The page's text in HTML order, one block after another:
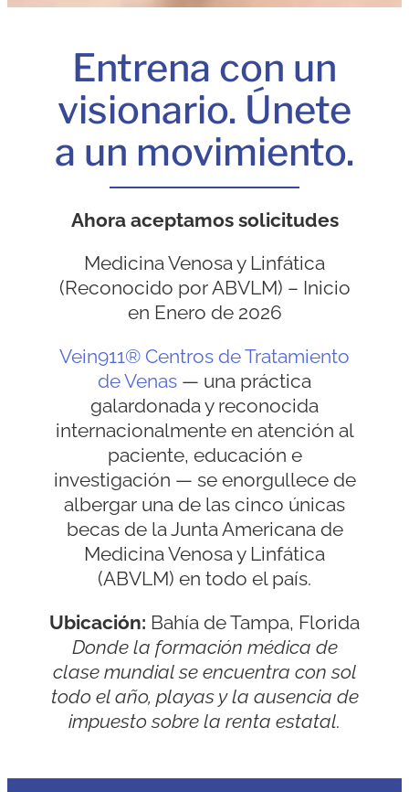
Entrena con un
visionario. Únete
a un movimiento.
Ahora aceptamos solicitudes
Medicina Venosa y Linfática
(Reconocido por ABVLM) – Inicio
en Enero de 2026
Vein911® Centros de Tratamiento
de Venas — una práctica
galardonada y reconocida
internacionalmente en atención al
paciente, educación e
investigación — se enorgullece de
albergar una de las cinco únicas
becas de la Junta Americana de
Medicina Venosa y Linfática
(ABVLM) en todo el país.
Ubicación: Bahía de Tampa, Florida
Donde la formación médica de
clase mundial se encuentra con sol
todo el año, playas y la ausencia de
impuesto sobre la renta estatal.